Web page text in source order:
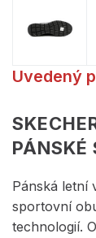
Uvedený
PÁNSKÉ
Pánská letní
sportovní
technologií.